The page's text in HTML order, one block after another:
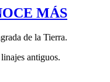
MÁS
de la Tierra.
antiguos.